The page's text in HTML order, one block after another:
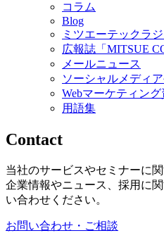
コラム
Blog
ミツエーテックラ
広報誌「MITSUE
メールニュース
ソーシャルメディ
Webマーケティン
用語集
Contact
当社のサービスやセミナーに
企業情報やニュース、採用に
い合わせください。
お問い合わせ・ご相談